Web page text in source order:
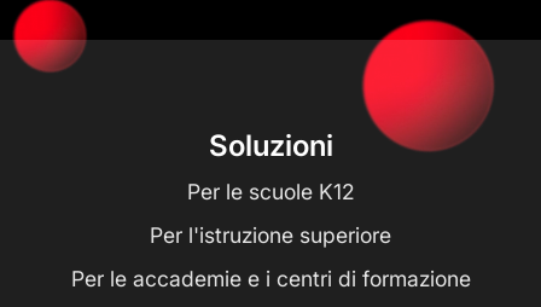
Soluzioni
Per le scuole K12
Per l'istruzione superiore
Per le accademie e i centri di formazione